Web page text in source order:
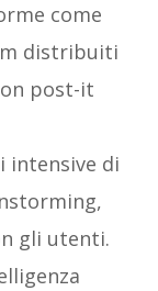
come
distribuiti
post-it
intensive di
gli utenti.